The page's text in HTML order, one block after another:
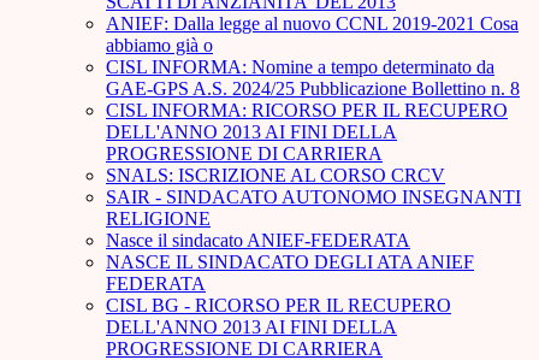
ANIEF: Dalla legge al nuovo CCNL 2019-2021 Cosa
abbiamo già o
CISL INFORMA: Nomine a tempo determinato da
GAE-GPS A.S. 2024/25 Pubblicazione Bollettino n. 8
CISL INFORMA: RICORSO PER IL RECUPERO
DELL'ANNO 2013 AI FINI DELLA
PROGRESSIONE DI CARRIERA
SNALS: ISCRIZIONE AL CORSO CRCV
SAIR - SINDACATO AUTONOMO INSEGNANTI
RELIGIONE
Nasce il sindacato ANIEF-FEDERATA
NASCE IL SINDACATO DEGLI ATA ANIEF
FEDERATA
CISL BG - RICORSO PER IL RECUPERO
DELL'ANNO 2013 AI FINI DELLA
PROGRESSIONE DI CARRIERA